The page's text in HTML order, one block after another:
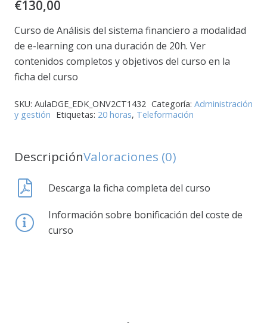
€130,00
Curso de Análisis del sistema financiero a modalidad
de e-learning con una duración de 20h. Ver
contenidos completos y objetivos del curso en la
ficha del curso
SKU: AulaDGE_EDK_ONV2CT1432 Categoría: Administración
y gestión Etiquetas: 20 horas, Teleformación
DescripciónValoraciones (0)
Descarga la ficha completa del curso
Información sobre bonificación del coste de
curso